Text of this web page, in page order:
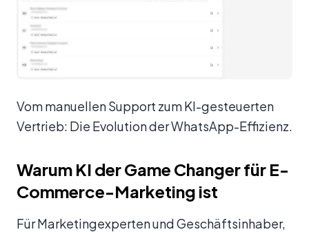
Vom manuellen Support zum KI-gesteuerten
Vertrieb: Die Evolution der WhatsApp-Effizienz.
Warum KI der Game Changer für E-
Commerce-Marketing ist
Für Marketingexperten und Geschäftsinhaber,